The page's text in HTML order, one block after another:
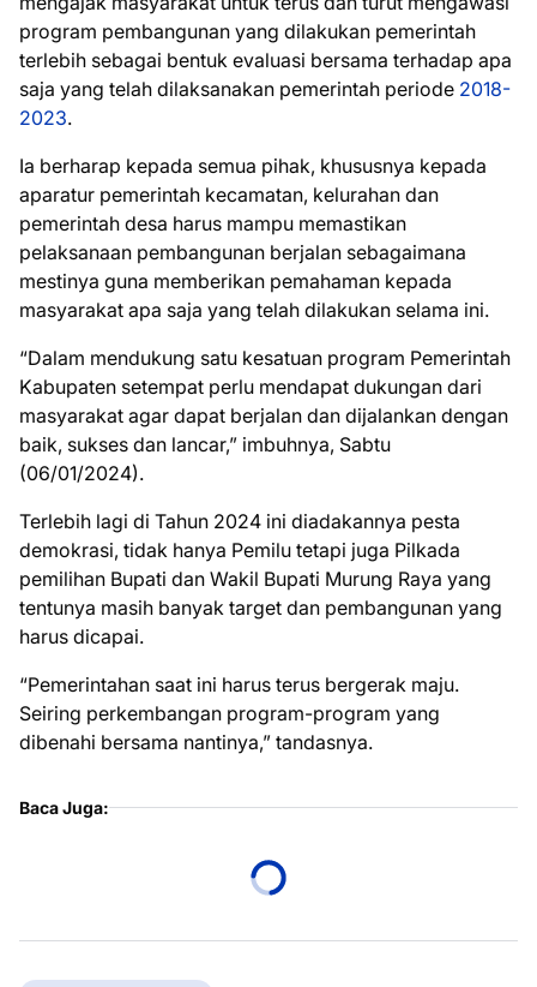
program pembangunan yang dilakukan pemerintah
terlebih sebagai bentuk evaluasi bersama terhadap apa
saja yang telah dilaksanakan pemerintah periode 2018-
2023.
Ia berharap kepada semua pihak, khususnya kepada
aparatur pemerintah kecamatan, kelurahan dan
pemerintah desa harus mampu memastikan
pelaksanaan pembangunan berjalan sebagaimana
mestinya guna memberikan pemahaman kepada
masyarakat apa saja yang telah dilakukan selama ini.
“Dalam mendukung satu kesatuan program Pemerintah
Kabupaten setempat perlu mendapat dukungan dari
masyarakat agar dapat berjalan dan dijalankan dengan
baik, sukses dan lancar,” imbuhnya, Sabtu
(06/01/2024).
Terlebih lagi di Tahun 2024 ini diadakannya pesta
demokrasi, tidak hanya Pemilu tetapi juga Pilkada
pemilihan Bupati dan Wakil Bupati Murung Raya yang
tentunya masih banyak target dan pembangunan yang
harus dicapai.
“Pemerintahan saat ini harus terus bergerak maju.
Seiring perkembangan program-program yang
dibenahi bersama nantinya,” tandasnya.
Baca Juga: